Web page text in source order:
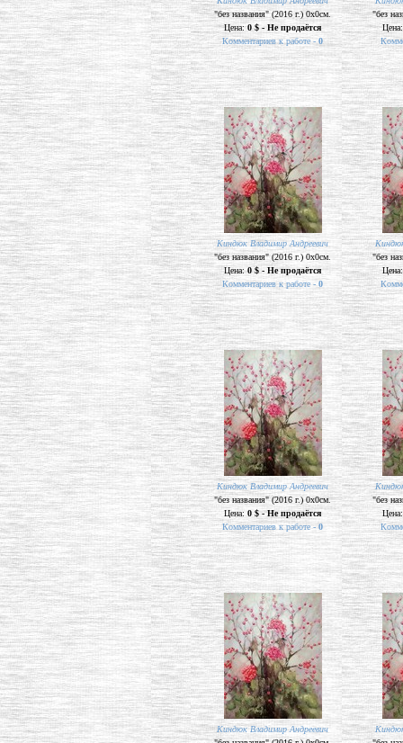
"без названия" (2016 г.) 0х0см.
Цена:0 $ - Не продаётся
Комментариев к работе -0
"без
Киндюк Владимир Андреевич
"без названия" (2016 г.) 0х0см.
Цена:0 $ - Не продаётся
Комментариев к работе - 0
"без
Киндюк Владимир Андреевич
"без названия" (2016 г.) 0х0см.
Цена: 0 $ - Не продаётся
Комментариев к работе -0
"без
Киндюк Владимир Андреевич